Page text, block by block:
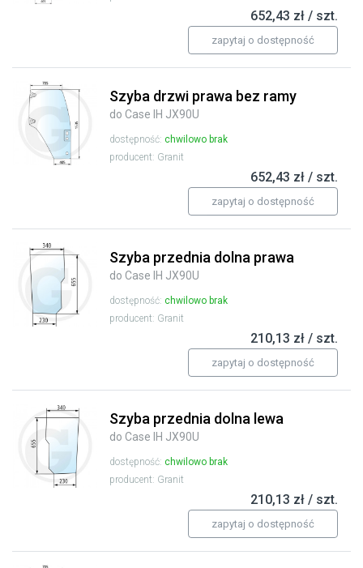
652,43 zł / szt.
zapytaj o dostępność
Szyba drzwi prawa bez ramy
do Case IH JX90U
dostępność: chwilowo brak
producent: Granit
652,43 zł / szt.
zapytaj o dostępność
Szyba przednia dolna prawa
do Case IH JX90U
dostępność: chwilowo brak
producent: Granit
210,13 zł / szt.
zapytaj o dostępność
Szyba przednia dolna lewa
do Case IH JX90U
dostępność: chwilowo brak
producent: Granit
210,13 zł / szt.
zapytaj o dostępność